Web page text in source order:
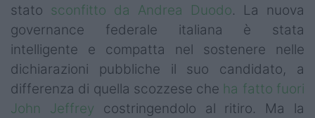
stato sconfitto da Andrea Duodo. La nuova
governance federale italiana è stata
intelligente e compatta nel sostenere nelle
dichiarazioni pubbliche il suo candidato, a
differenza di quella scozzese che ha fatto fuori
John Jeffrey costringendolo al ritiro. Ma la